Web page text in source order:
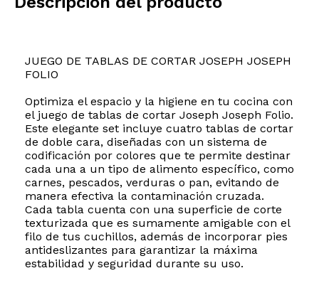
JUEGO DE TABLAS DE CORTAR JOSEPH JOSEPH
FOLIO
Optimiza el espacio y la higiene en tu cocina con
el juego de tablas de cortar Joseph Joseph Folio.
Este elegante set incluye cuatro tablas de cortar
de doble cara, diseñadas con un sistema de
codificación por colores que te permite destinar
cada una a un tipo de alimento específico, como
carnes, pescados, verduras o pan, evitando de
manera efectiva la contaminación cruzada.
Cada tabla cuenta con una superficie de corte
texturizada que es sumamente amigable con el
filo de tus cuchillos, además de incorporar pies
antideslizantes para garantizar la máxima
estabilidad y seguridad durante su uso.